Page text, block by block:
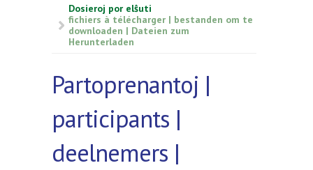
Dosieroj por elŝuti
fichiers à télécharger | bestanden om te
downloaden | Dateien zum
Herunterladen
Partoprenantoj |
participants |
deelnemers |